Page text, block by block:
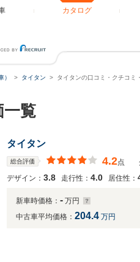
カタログ
） タイタン タイタンの口コミ・クチコミ
一覧
タイタン
総合評価 4.2点
デザイン： 3.8 走行性： 4.0 居住性：
新車時価格： - 万円
中古車平均価格： 204.4 万円